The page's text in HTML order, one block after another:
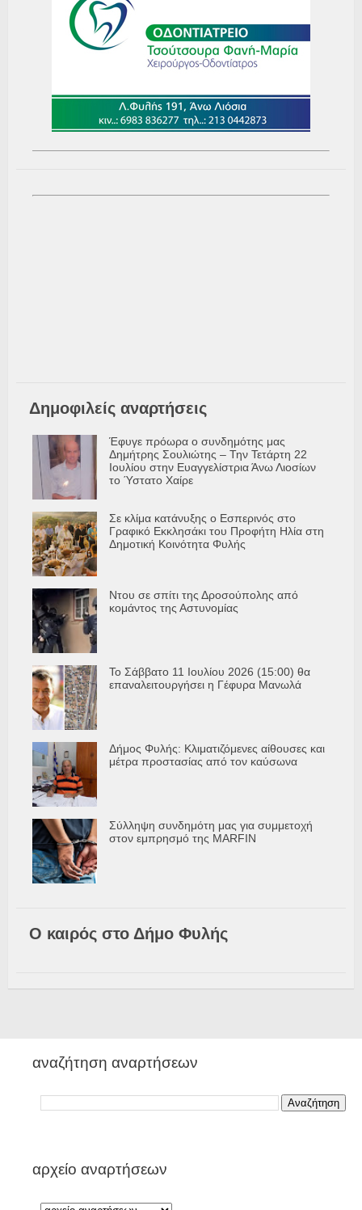
Δημοφιλείς αναρτήσεις
Έφυγε πρόωρα ο συνδημότης μας
Δημήτρης Σουλιώτης – Την Τετάρτη 22
Ιουλίου στην Ευαγγελίστρια Άνω Λιοσίων
το Ύστατο Χαίρε
Σε κλίμα κατάνυξης ο Εσπερινός στο
Γραφικό Εκκλησάκι του Προφήτη Ηλία στη
Δημοτική Κοινότητα Φυλής
Ντου σε σπίτι της Δροσούπολης από
κομάντος της Αστυνομίας
Το Σάββατο 11 Ιουλίου 2026 (15:00) θα
επαναλειτουργήσει η Γέφυρα Μανωλά
Δήμος Φυλής: Κλιματιζόμενες αίθουσες και
μέτρα προστασίας από τον καύσωνα
Σύλληψη συνδημότη μας για συμμετοχή
στον εμπρησμό της MARFIN
Ο καιρός στο Δήμο Φυλής
αναζήτηση αναρτήσεων
αρχείο αναρτήσεων